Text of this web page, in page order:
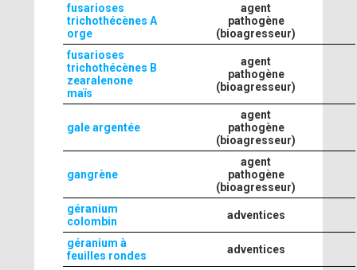
fusarioses
trichothécènes A
orge
agent
pathogène
(bioagresseur)
fusarioses
trichothécènes B
zearalenone
maïs
agent
pathogène
(bioagresseur)
gale argentée
agent
pathogène
(bioagresseur)
gangrène
agent
pathogène
(bioagresseur)
géranium
colombin
adventices
géranium à
feuilles rondes
adventices